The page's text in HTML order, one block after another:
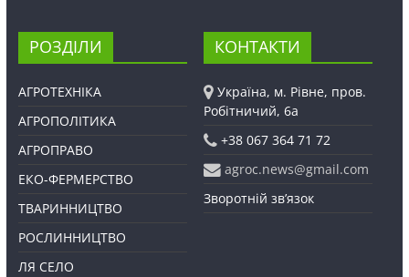
РОЗДІЛИ
АГРОТЕХНІКА
АГРОПОЛІТИКА
АГРОПРАВО
ЕКО-ФЕРМЕРСТВО
ТВАРИННИЦТВО
РОСЛИННИЦТВО
ЛЯ СЕЛО
КОНТАКТИ
Україна, м. Рівне, пров.
Робітничий, 6а
+38 067 364 71 72
agroc.news@gmail.com
Зворотній зв’язок